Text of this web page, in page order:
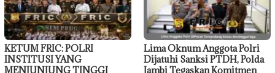
KETUM FRIC: POLRI
INSTITUSI YANG
MENJUNJUNG TINGGI
Lima Oknum Anggota Polri
Dijatuhi Sanksi PTDH, Polda
Jambi Tegaskan Komitmen